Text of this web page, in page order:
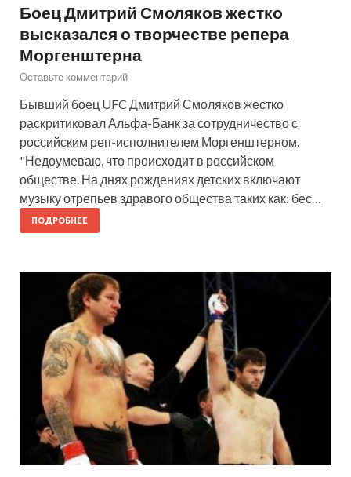
Боец Дмитрий Смоляков жестко
высказался о творчестве репера
Моргенштерна
Оставьте комментарий
Бывший боец UFC Дмитрий Смоляков жестко
раскритиковал Альфа-Банк за сотрудничество с
российским реп-исполнителем Моргенштерном.
"Недоумеваю, что происходит в российском
обществе. На днях рождениях детских включают
музыку отрепьев здравого общества таких как: бес…
ПОДРОБНЕЕ